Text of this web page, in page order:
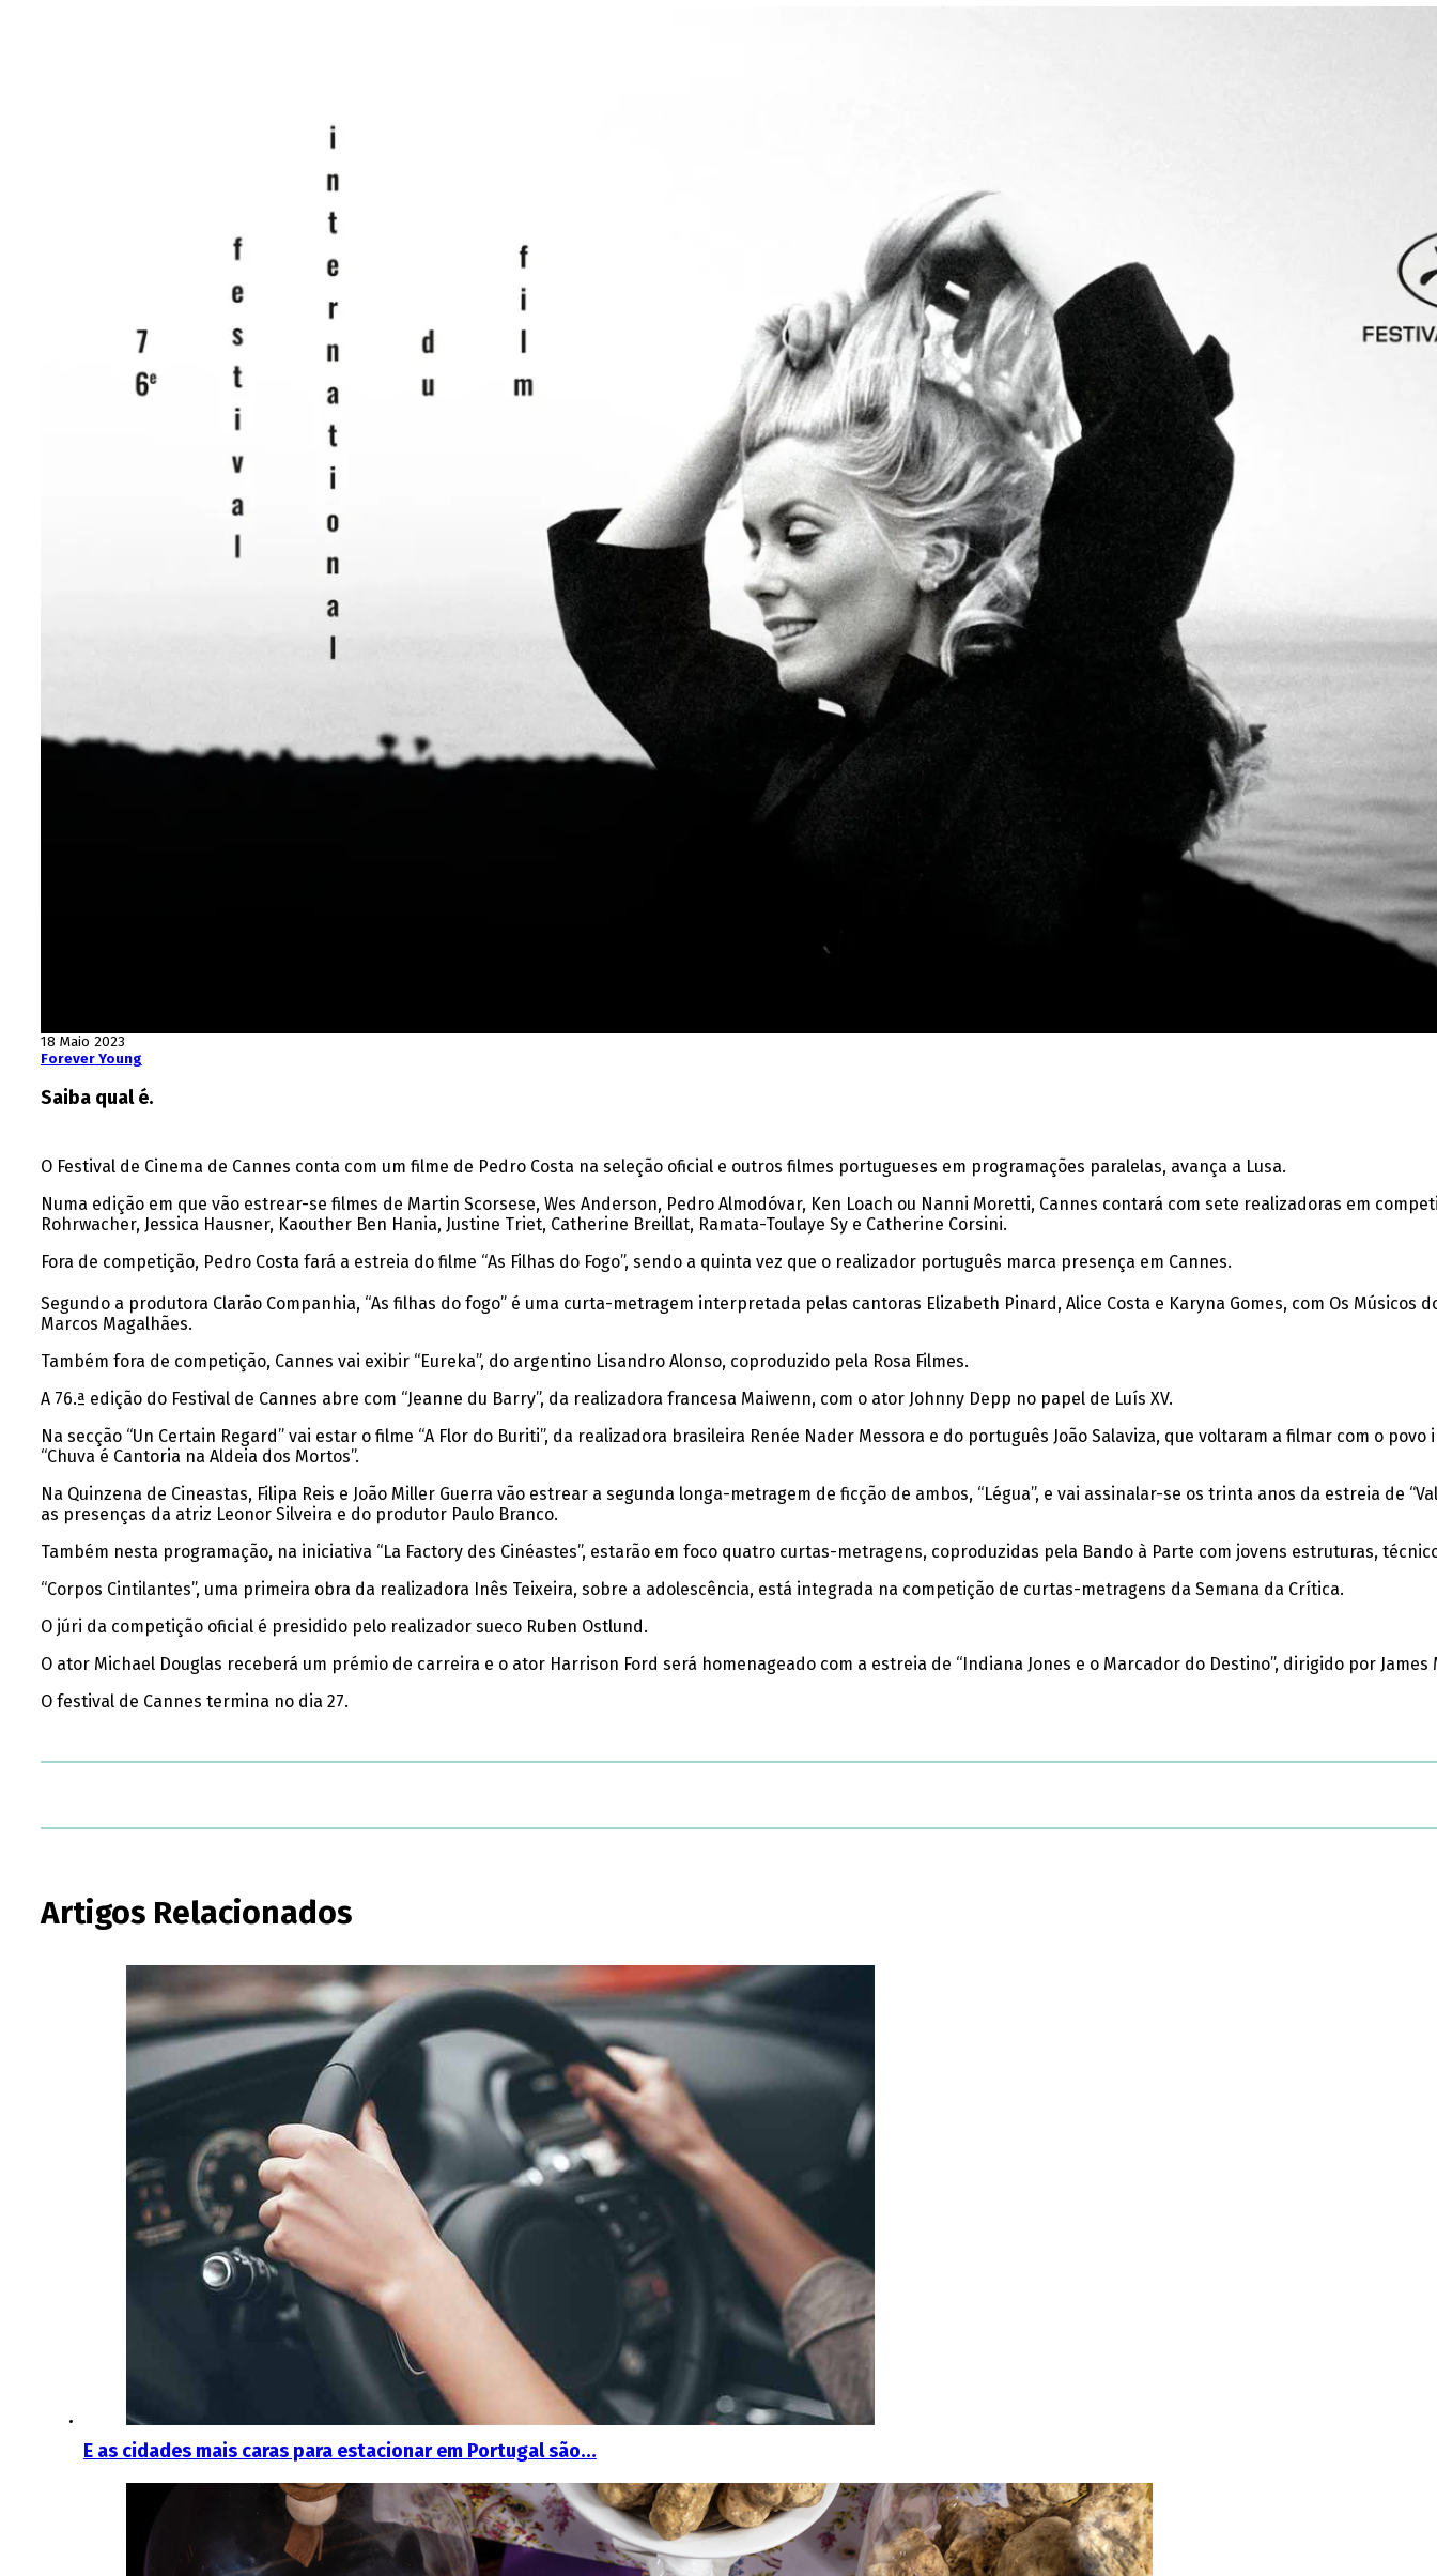
18 Maio 2023
Forever Young
Saiba qual é.
O Festival de Cinema de Cannes conta com um filme de Pedro Costa na seleção oficial e outros filmes portugueses em programações paralelas, avança a Lusa.
Numa edição em que vão estrear-se filmes de Martin Scorsese, Wes Anderson, Pedro Almodóvar, Ken Loach ou Nanni Moretti, Cannes contará com sete realizadoras em
Rohrwacher, Jessica Hausner, Kaouther Ben Hania, Justine Triet, Catherine Breillat, Ramata-Toulaye Sy e Catherine Corsini.
Fora de competição, Pedro Costa fará a estreia do filme “As Filhas do Fogo”, sendo a quinta vez que o realizador português marca presença em Cannes.
Segundo a produtora Clarão Companhia, “As filhas do fogo” é uma curta-metragem interpretada pelas cantoras Elizabeth Pinard, Alice Costa e Karyna Gomes, com Os Músicos
Marcos Magalhães.
Também fora de competição, Cannes vai exibir “Eureka”, do argentino Lisandro Alonso, coproduzido pela Rosa Filmes.
A 76.ª edição do Festival de Cannes abre com “Jeanne du Barry”, da realizadora francesa Maiwenn, com o ator Johnny Depp no papel de Luís XV.
Na secção “Un Certain Regard” vai estar o filme “A Flor do Buriti”, da realizadora brasileira Renée Nader Messora e do português João Salaviza, que voltaram a filmar com o
“Chuva é Cantoria na Aldeia dos Mortos”.
Na Quinzena de Cineastas, Filipa Reis e João Miller Guerra vão estrear a segunda longa-metragem de ficção de ambos, “Légua”, e vai assinalar-se os trinta anos da estreia de
as presenças da atriz Leonor Silveira e do produtor Paulo Branco.
Também nesta programação, na iniciativa “La Factory des Cinéastes”, estarão em foco quatro curtas-metragens, coproduzidas pela Bando à Parte com jovens estruturas,
“Corpos Cintilantes”, uma primeira obra da realizadora Inês Teixeira, sobre a adolescência, está integrada na competição de curtas-metragens da Semana da Crítica.
O júri da competição oficial é presidido pelo realizador sueco Ruben Ostlund.
O ator Michael Douglas receberá um prémio de carreira e o ator Harrison Ford será homenageado com a estreia de “Indiana Jones e o Marcador do Destino”, dirigido por James
O festival de Cannes termina no dia 27.
Artigos Relacionados
E as cidades mais caras para estacionar em Portugal são…